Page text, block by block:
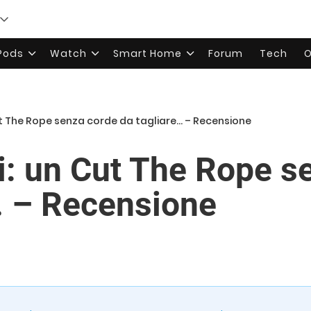
Watch Smart Home Forum Tech
The Rope senza corde da tagliare… – Recensione
un Cut The Rope
Recensione